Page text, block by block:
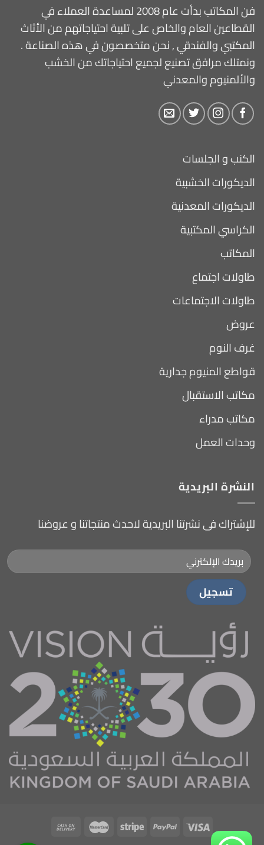
فن المكاتب بدأت عام 2008 لمساعدة العملاء في
القطاعين العام والخاص على تلبية احتياجاتهم من الأثاث
المكتبي والفندقي , نحن متخصصون في هذه الصناعة .
ونمتلك مرافق تصنيع لجميع احتياجاتك من الخشب
والألمنيوم والمعدني
الكنب و الجلسات
الديكورات الخشبية
الديكورات المعدنية
الكراسي المكتبية
المكاتب
طاولات اجتماع
طاولات الاجتماعات
عروض
غرف النوم
قواطع المنيوم جدارية
مكاتب الاستقبال
مكاتب مدراء
وحدات العمل
النشرة البريدية
للإشتراك فى نشرتنا البريدية لاحدث منتجاتنا و عروضنا